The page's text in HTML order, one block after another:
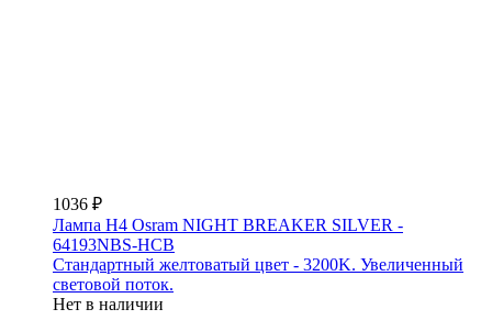
1036 ₽
Лампа H4 Osram NIGHT BREAKER SILVER -
64193NBS-HCB
Стандартный желтоватый цвет - 3200K. Увеличенный
световой поток.
Нет в наличии